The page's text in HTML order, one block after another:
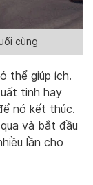
cùng
thể giúp ích.
tinh hay
nó kết thúc.
và bắt đầu
lần cho